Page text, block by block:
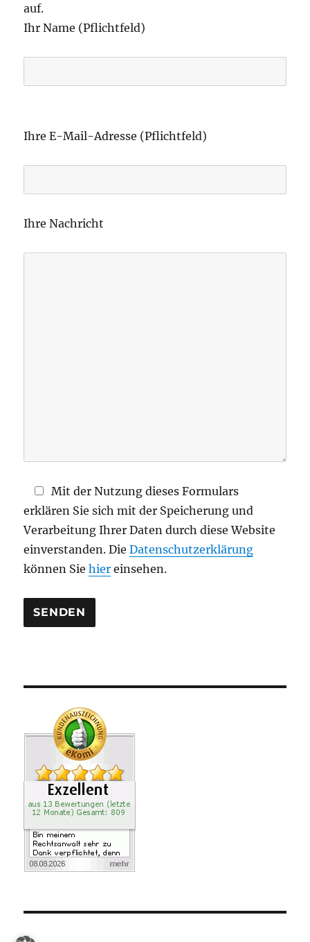
auf.
Ihr Name (Pflichtfeld)
i
e
a
s
l
e
e
r
Ihre E-Mail-Adresse (Pflichtfeld)
Ihre Nachricht
Mit der Nutzung dieses Formulars
erklären Sie sich mit der Speicherung und
Verarbeitung Ihrer Daten durch diese Website
einverstanden. DieDatenschutzerklärung
können Siehier einsehen.